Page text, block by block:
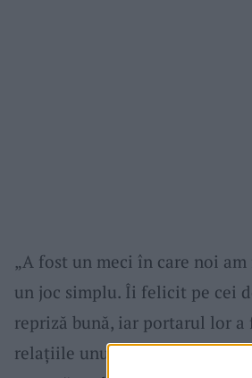
„A fost un meci în care noi
un joc simplu. Îi felicit pe cei
repriză bună, iar portarul lor
relațiile unu contra unu cu